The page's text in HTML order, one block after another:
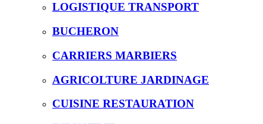
LOGISTIQUE TRANSPORT
BUCHERON
CARRIERS MARBIERS
AGRICOLTURE JARDINAGE
CUISINE RESTAURATION